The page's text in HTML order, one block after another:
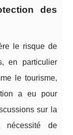
des
le risque de
en particulier
le tourisme,
a eu pour
sur la
nécessité de